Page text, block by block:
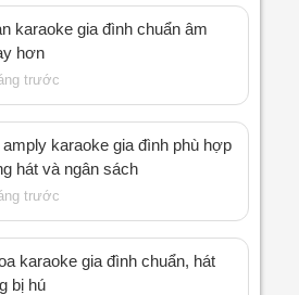
karaoke gia đình chuẩn âm
hơn
trước
karaoke gia đình phù hợp
hát và ngân sách
trước
karaoke gia đình chuẩn, hát
bị hú